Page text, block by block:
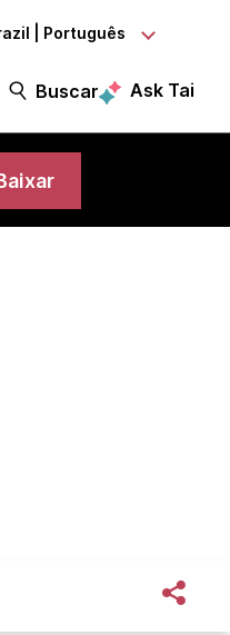
| Português
Buscar Ask Tai